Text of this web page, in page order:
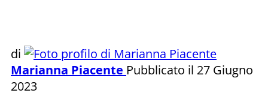
di
Marianna Piacente Pubblicato il 27 Giugno
2023